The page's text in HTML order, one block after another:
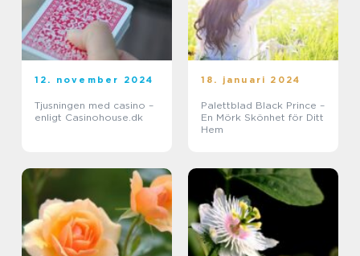
12. november 2024
Tjusningen med casino –
enligt Casinohouse.dk
18. januari 2024
Palettblad Black Prince –
En Mörk Skönhet för Ditt
Hem